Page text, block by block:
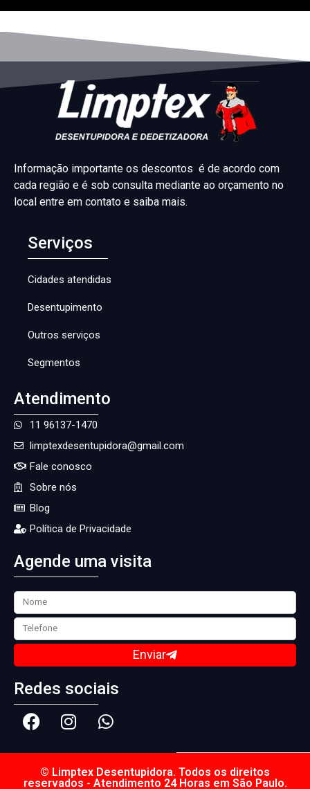
Informação importante os descontos é de acordo com
cada região e é sob consulta mediante ao orçamento no
local entre em contato e saiba mais.
Serviços
Cidades atendidas
Desentupimento
Outros serviços
Segmentos
Atendimento
11 96137-1470
limptexdesentupidora@gmail.com
Fale conosco
Sobre nós
Blog
Política de Privacidade
Agende uma visita
Enviar
Redes sociais
© Limptex Desentupidora. Todos os direitos
reservados - Atendimento 24 Horas em São Paulo.